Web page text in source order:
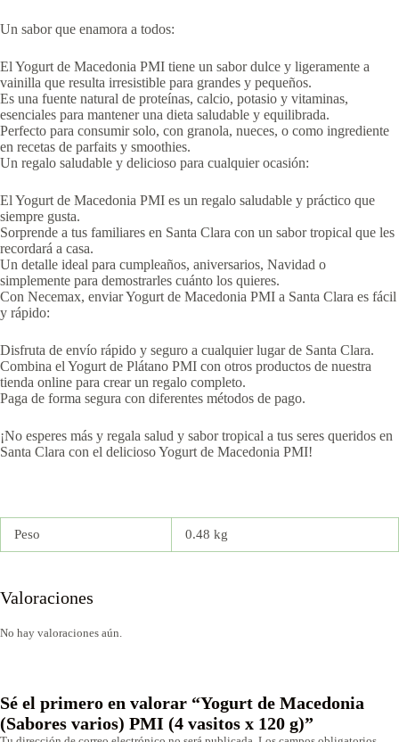
Un sabor que enamora a todos:
El Yogurt de Macedonia PMI tiene un sabor dulce y ligeramente a
vainilla que resulta irresistible para grandes y pequeños.
Es una fuente natural de proteínas, calcio, potasio y vitaminas,
esenciales para mantener una dieta saludable y equilibrada.
Perfecto para consumir solo, con granola, nueces, o como ingrediente
en recetas de parfaits y smoothies.
Un regalo saludable y delicioso para cualquier ocasión:
El Yogurt de Macedonia PMI es un regalo saludable y práctico que
siempre gusta.
Sorprende a tus familiares en Santa Clara con un sabor tropical que les
recordará a casa.
Un detalle ideal para cumpleaños, aniversarios, Navidad o
simplemente para demostrarles cuánto los quieres.
Con Necemax, enviar Yogurt de Macedonia PMI a Santa Clara es fácil
y rápido:
Disfruta de envío rápido y seguro a cualquier lugar de Santa Clara.
Combina el Yogurt de Plátano PMI con otros productos de nuestra
tienda online para crear un regalo completo.
Paga de forma segura con diferentes métodos de pago.
¡No esperes más y regala salud y sabor tropical a tus seres queridos en
Santa Clara con el delicioso Yogurt de Macedonia PMI!
Peso 0.48 kg
Valoraciones
No hay valoraciones aún.
Sé el primero en valorar “Yogurt de Macedonia
(Sabores varios) PMI (4 vasitos x 120 g)”